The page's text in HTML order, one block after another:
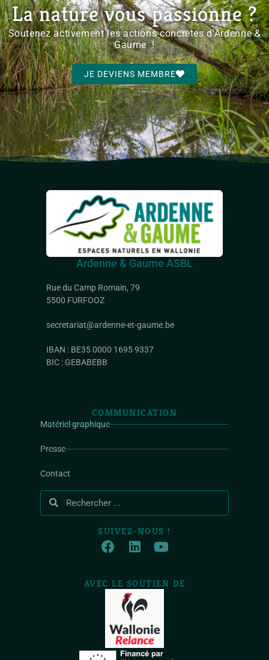
La nature vous passionne ?
Soutenez activement les actions concrètes d'Ardenne &
Gaume !
JE DEVIENS MEMBRE
Ardenne & Gaume ASBL
Rue du Camp Romain, 79
5500 FURFOOZ
secretariat@ardenne-et-gaume.be
IBAN : BE35 0000 1695 9337
BIC : GEBABEBB
COMMUNICATION
Matériel graphique
Presse
Contact
SUIVEZ-NOUS !
AVEC LE SOUTIEN DE